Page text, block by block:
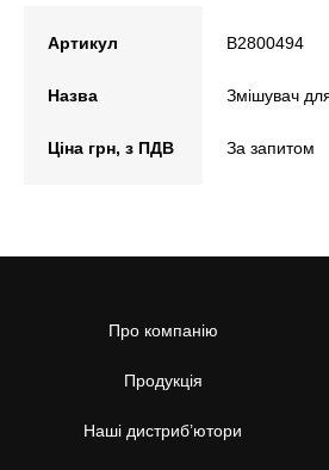
Артикул B2800494
Назва Змішувач
Ціна грн, з ПДВ За запитом
Про компанію
Продукція
Наші дистриб’ютори